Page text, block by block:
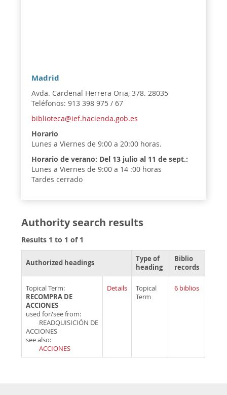
Madrid
Avda. Cardenal Herrera Oria, 378. 28035
Teléfonos: 913 398 975 / 67
biblioteca@ief.hacienda.gob.es
Horario
Lunes a Viernes de 9:00 a 20:00 horas.
Horario de verano: Del 13 julio al 11 de sept.:
Lunes a Viernes de 9:00 a 14 :00 horas
Tardes cerrado
Authority search results
Results 1 to 1 of 1
Authorized headings
Type of
heading
Biblio
records
Topical Term:
RECOMPRA DE
ACCIONES
used for/see from:
READQUISICIÓN DE
ACCIONES
see also:
ACCIONES
Details
Topical
Term
6 biblios